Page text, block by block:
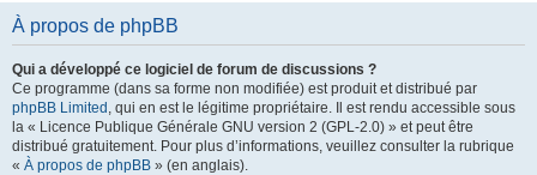
À propos de phpBB
Qui a développé ce logiciel de forum de discussions ?
Ce programme (dans sa forme non modifiée) est produit et distribué par
phpBB Limited , qui en est le légitime propriétaire. Il est rendu accessible sous
la « Licence Publique Générale GNU version 2 (GPL-2.0) » et peut être
distribué gratuitement. Pour plus d’informations, veuillez consulter la rubrique
« À propos de phpBB » (en anglais).